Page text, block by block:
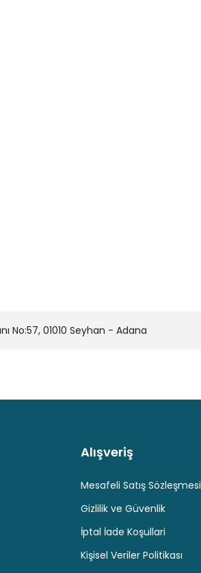
No:57, 01010 Seyhan - Adana
Hediyeli Ürün Seçenekleri
Alışveriş
Mesafeli Satış Sözleşmesi
Gizlilik ve Güvenlik
İptal İade Koşullari
Kişisel Veriler Politikası